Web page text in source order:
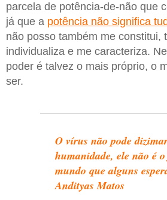
parcela de potência-de-não que
já que a potência não significa
não posso também me constitui,
individualiza e me caracteriza.
poder é talvez o mais próprio, o
ser.
O vírus não pode
humanidade, ele não é
mundo que alguns
Andityas Matos